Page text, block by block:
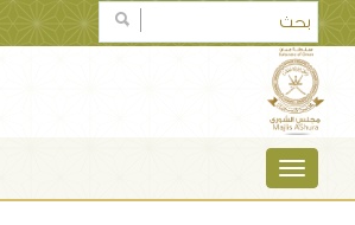
TOGGLE
NAVIGATION